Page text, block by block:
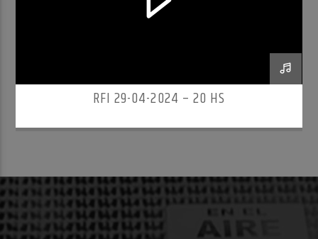
RFI 29-04-2024 – 20 HS